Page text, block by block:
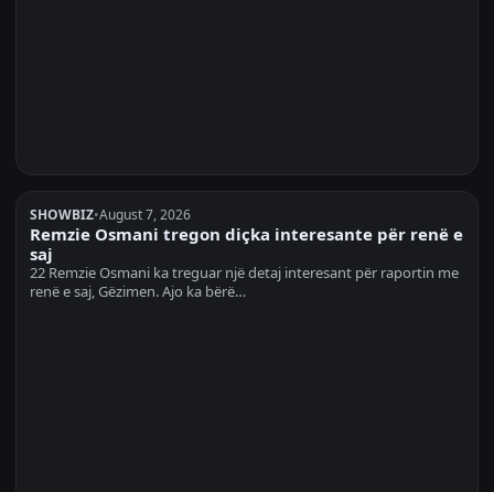
SHOWBIZ•August 7, 2026
Remzie Osmani tregon diçka interesante për renë e
saj
22 Remzie Osmani ka treguar një detaj interesant për raportin me
renë e saj, Gëzimen. Ajo ka bërë…